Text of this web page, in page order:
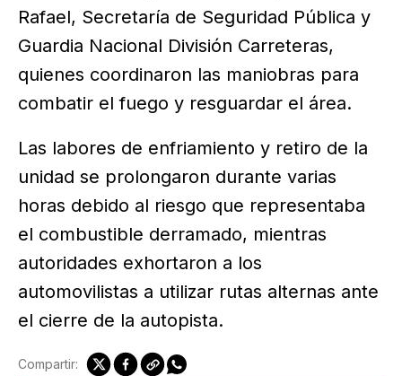
Rafael, Secretaría de Seguridad Pública y
Guardia Nacional División Carreteras,
quienes coordinaron las maniobras para
combatir el fuego y resguardar el área.
Las labores de enfriamiento y retiro de la
unidad se prolongaron durante varias
horas debido al riesgo que representaba
el combustible derramado, mientras
autoridades exhortaron a los
automovilistas a utilizar rutas alternas ante
el cierre de la autopista.
Compartir: